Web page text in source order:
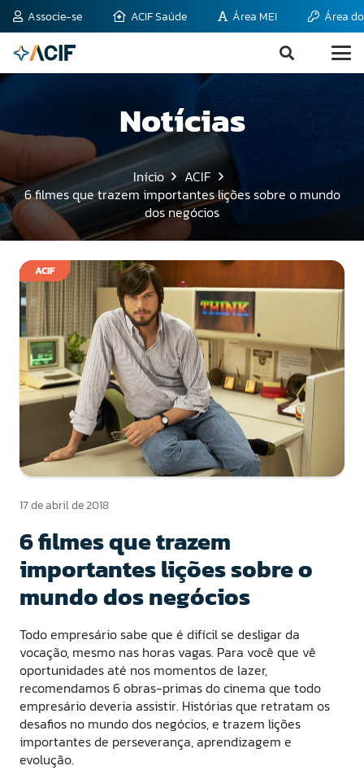
Associe-se ACIF Saúde Área MEI Área
Notícias
Início
ACIF
6 filmes que trazem importantes lições sobre o mundo
dos negócios
ACIF
17 de abril de 2018
6 filmes que trazem
importantes lições sobre o
mundo dos negócios
Todo empresário sabe que é difícil se desligar da
vocação, mesmo nas horas vagas. Para você que vê
oportunidades até nos momentos de lazer,
recomendamos 6 obras-primas do cinema que todo
empresário deveria assistir. Histórias que retratam os
desafios no mundo dos negócios, e trazem lições
importantes de perseverança, aprendizagem e
evolução.